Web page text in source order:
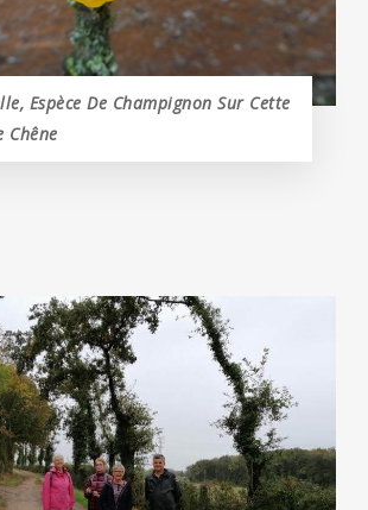
Espèce De Champignon Sur Cette
Chêne